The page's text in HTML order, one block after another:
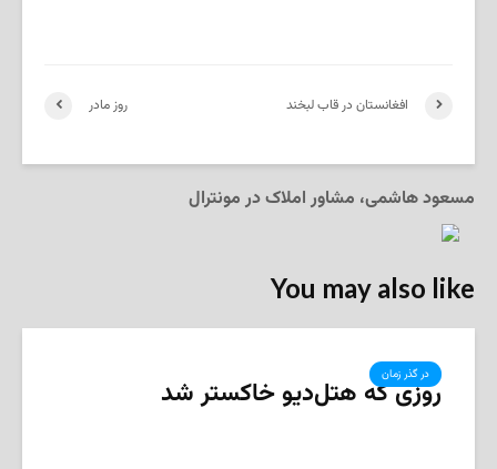
روز مادر افغانستان در قاب لبخند
مسعود هاشمی، مشاور املاک در مونترال
You may also like
در گذر زمان
روزی که هتل‌دیو خاکستر شد